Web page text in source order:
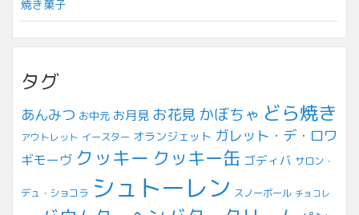
焼き菓子
タグ
あんみつ お中元 お月見 お花見 かぼちゃ どら焼き
アウトレット イースター オランジェット ガレット・デ・ロワ
ギモーヴ クッキー クッキー缶 ゴディバ サロン・
デュ・ショコラ シュトーレン スノーボール チョコレ